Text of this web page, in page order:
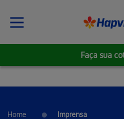
Faça sua
Home Imprensa